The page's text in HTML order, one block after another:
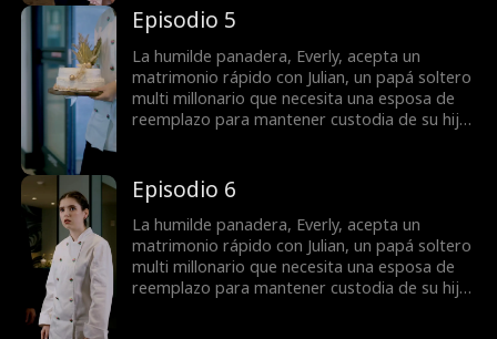
descubren sus sentimientos entre sí mientras
combaten a un némesis celoso, un ex-
prometido acosador y una ex-esposa lunática
quienes harán lo que sea para separarlos.
Episodio 5
La humilde panadera, Everly, acepta un
matrimonio rápido con Julian, un papá soltero
multi millonario que necesita una esposa de
reemplazo para mantener custodia de su hija.
descubren sus sentimientos entre sí mientras
combaten a un némesis celoso, un ex-
prometido acosador y una ex-esposa lunática
quienes harán lo que sea para separarlos.
Episodio 6
La humilde panadera, Everly, acepta un
matrimonio rápido con Julian, un papá soltero
multi millonario que necesita una esposa de
reemplazo para mantener custodia de su hija.